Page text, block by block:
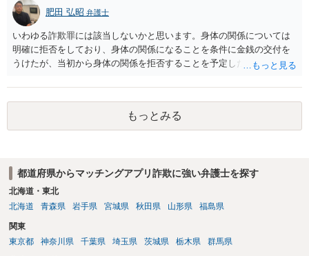
肥田 弘昭 弁護士
いわゆる詐欺罪には該当しないかと思います。身体の関係については
明確に拒否をしており、身体の関係になることを条件に金銭の交付を
うけたが、当初から身体の関係を拒否することを予定した等相手を錯
欲しいこと身体の関係は拒否と嘘偽りなく相手に伝えた上で相手もそ
れを前提に金銭交付していますので、ロマンス詐欺には該当しないか
と思います。ご参考にしてください。
もっとみる
都道府県からマッチングアプリ詐欺に強い弁護士を探す
北海道・東北
北海道
青森県 岩手県 宮城県 秋田県 山形県 福島県
関東
東京都
神奈川県 千葉県 埼玉県 茨城県 栃木県 群馬県